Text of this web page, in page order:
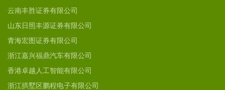
云南丰胜证券有限公司
山东日照丰源证券有限公司
青海宏图证券有限公司
浙江嘉兴福鼎汽车有限公司
香港卓越人工智能有限公司
浙江拱墅区鹏程电子有限公司